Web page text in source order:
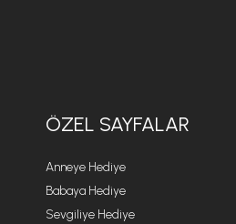
ÖZEL SAYFALAR
Anneye Hediye
Babaya Hediye
Sevgiliye Hediye